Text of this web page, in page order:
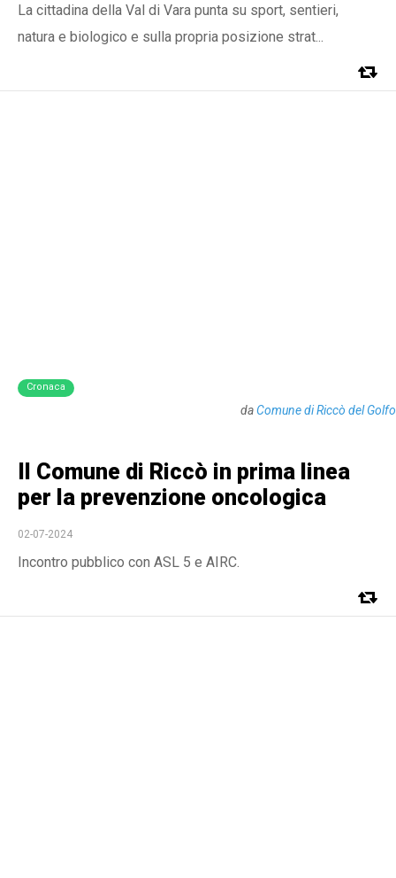
La cittadina della Val di Vara punta su sport, sentieri,
natura e biologico e sulla propria posizione strat...
Cronaca
daComune di Riccò del Golfo
Il Comune di Riccò in prima linea
per la prevenzione oncologica
02-07-2024
Incontro pubblico con ASL 5 e AIRC.